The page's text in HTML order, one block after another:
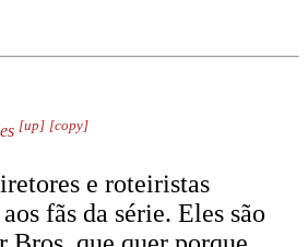
[up] [copy]
e roteiristas
fãs da série. Eles são